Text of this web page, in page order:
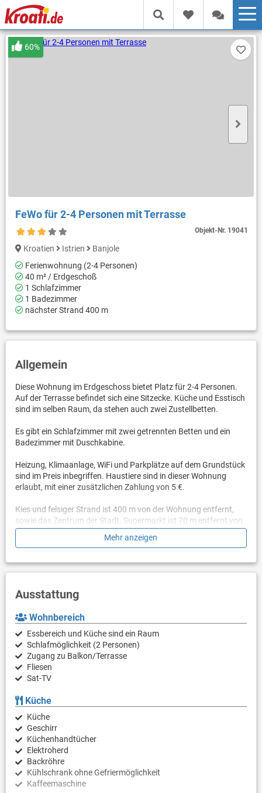
FeWo für 2-4 Personen mit Terrasse
Objekt-Nr. 19041
60%
Kroatien Istrien
Banjole
Ferienwohnung (2-4 Personen)
40 m² / Erdgeschoß
1 Schlafzimmer
1 Badezimmer
nächster Strand 400 m
Allgemein
Diese Wohnung im Erdgeschoss bietet Platz für 2-4 Personen.
Auf der Terrasse befindet sich eine Sitzecke. Küche und Esstisch
sind im selben Raum, da stehen auch zwei Zustellbetten.
Es gibt ein Schlafzimmer mit zwei getrennten Betten und ein
Badezimmer mit Duschkabine.
Heizung, Klimaanlage, WiFi und Parkplätze auf dem Grundstück
sind im Preis inbegriffen. Haustiere sind in dieser Wohnung
erlaubt, mit einer zusätzlichen Zahlung von 5 €.
Kies und felsiger Strand ist 400 m von der Wohnung entfernt,
sowie das Zentrum der Stadt. Supermarkt ist 70 m entfernt von
der Wohnung und ein Restaurant ca. 200 m.
Mehr anzeigen
Ausstattung
Wohnbereich
Essbereich und Küche sind ein Raum
Schlafmöglichkeit (2 Personen)
Zugang zu Balkon/Terrasse
Fliesen
Sat-TV
Küche
Küche
Geschirr
Küchenhandtücher
Elektroherd
Backröhre
Kühlschrank ohne Gefriermöglichkeit
Kaffeemaschine